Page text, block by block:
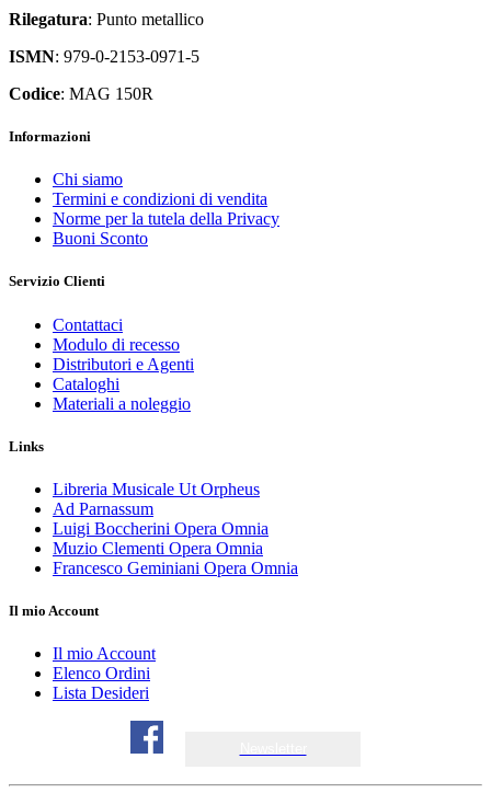
Rilegatura: Punto metallico
ISMN: 979-0-2153-0971-5
Codice: MAG 150R
Informazioni
Chi siamo
Termini e condizioni di vendita
Norme per la tutela della Privacy
Buoni Sconto
Servizio Clienti
Contattaci
Modulo di recesso
Distributori e Agenti
Cataloghi
Materiali a noleggio
Links
Libreria Musicale Ut Orpheus
Ad Parnassum
Luigi Boccherini Opera Omnia
Muzio Clementi Opera Omnia
Francesco Geminiani Opera Omnia
Il mio Account
Il mio Account
Elenco Ordini
Lista Desideri